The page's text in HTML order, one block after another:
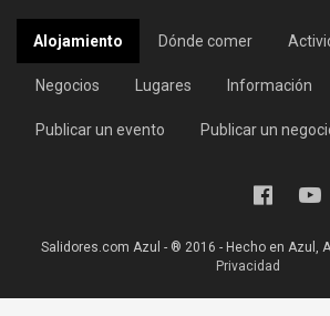
Alojamiento Dónde comer
Negocios Lugares Información
Publicar un evento Publicar un
Salidores.com Azul - ® 2016 - Hecho en Azul,
Privacidad